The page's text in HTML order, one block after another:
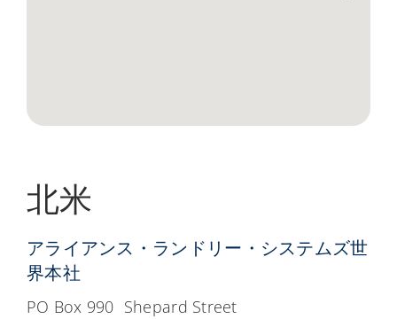
北米
アライアンス・ランドリー・システムズ世
界本社
PO Box 990 Shepard Street